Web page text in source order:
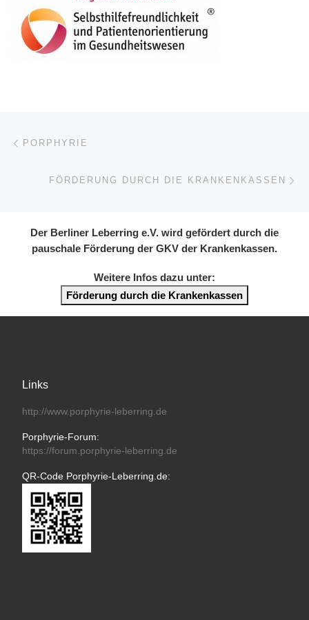
Post navigation
PORPHYRIE
FÖRDERUNG DURCH DIE KRANKENKASSEN
Der Berliner Leberring e.V. wird gefördert durch die
pauschale Förderung der GKV der Krankenkassen.
Weitere Infos dazu unter:
Förderung durch die Krankenkassen
Links
http://www.porphyrie-leberring.de
Porphyrie-Forum:
https://forum.porphyrie-leberring.de
QR-Code Porphyrie-Leberring.de: